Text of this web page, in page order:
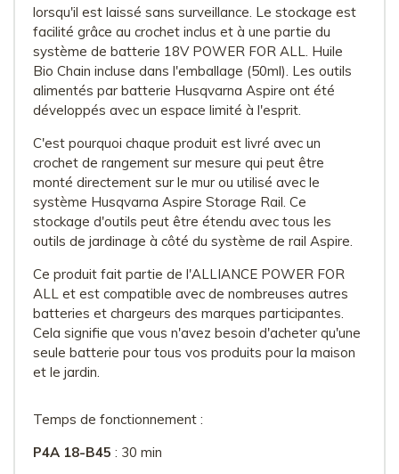
lorsqu'il est laissé sans surveillance. Le stockage est
facilité grâce au crochet inclus et à une partie du
système de batterie 18V POWER FOR ALL. Huile
Bio Chain incluse dans l'emballage (50ml). Les outils
alimentés par batterie Husqvarna Aspire ont été
développés avec un espace limité à l'esprit.
C'est pourquoi chaque produit est livré avec un
crochet de rangement sur mesure qui peut être
monté directement sur le mur ou utilisé avec le
système Husqvarna Aspire Storage Rail. Ce
stockage d'outils peut être étendu avec tous les
outils de jardinage à côté du système de rail Aspire.
Ce produit fait partie de l'ALLIANCE POWER FOR
ALL et est compatible avec de nombreuses autres
batteries et chargeurs des marques participantes.
Cela signifie que vous n'avez besoin d'acheter qu'une
seule batterie pour tous vos produits pour la maison
et le jardin.
Temps de fonctionnement :
P4A 18-B45 : 30 min